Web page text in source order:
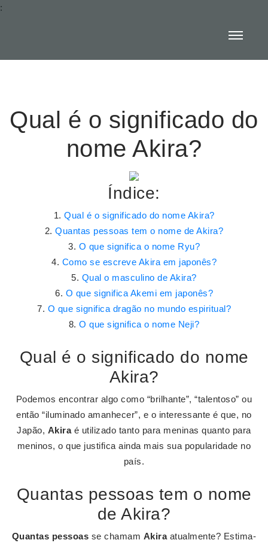
:
Qual é o significado do
nome Akira?
Índice:
Qual é o significado do nome Akira?
Quantas pessoas tem o nome de Akira?
O que significa o nome Ryu?
Como se escreve Akira em japonês?
Qual o masculino de Akira?
O que significa Akemi em japonês?
O que significa dragão no mundo espiritual?
O que significa o nome Neji?
Qual é o significado do nome
Akira?
Podemos encontrar algo como “brilhante”, “talentoso” ou
então “iluminado amanhecer”, e o interessante é que, no
Japão, Akiraé utilizado tanto para meninas quanto para
meninos, o que justifica ainda mais sua popularidade no
país.
Quantas pessoas tem o nome
de Akira?
Quantas pessoas se chamam Akiraatualmente? Estima-